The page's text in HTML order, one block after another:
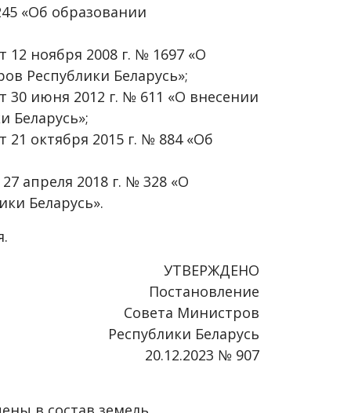
«Об образовании
12 ноября 2008 г. № 1697 «О
Республики Беларусь»;
30 июня 2012 г. № 611 «О внесении
Беларусь»;
21 октября 2015 г. № 884 «Об
апреля 2018 г. № 328 «О
Беларусь».
УТВЕРЖДЕНО
Постановление
Совета Министров
Республики Беларусь
20.12.2023 № 907